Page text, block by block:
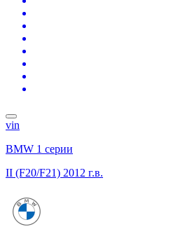
vin
BMW 1 серии
II (F20/F21) 2012 г.в.